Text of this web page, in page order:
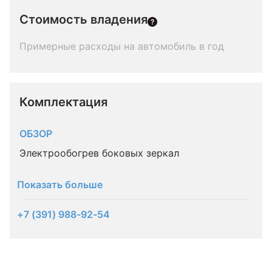
Стоимость владения
Примерные расходы на автомобиль в год
Комплектация
ОБЗОР
Электрообогрев боковых зеркал
Показать больше
+7 (391) 988-92-54